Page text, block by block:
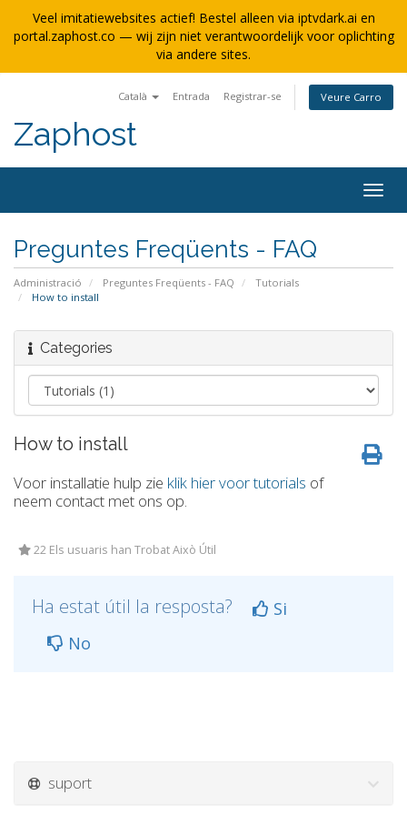
Veel imitatiewebsites actief! Bestel alleen via iptvdark.ai en
portal.zaphost.co — wij zijn niet verantwoordelijk voor oplichting
via andere sites.
Català Entrada Registrar-se Veure Carro
Zaphost
Preguntes Freqüents - FAQ
Administració Preguntes Freqüents - FAQ
Tutorials
How to install
Categories
How to install
Voor installatie hulp zie klik hier voor tutorials of
neem contact met ons op.
22 Els usuaris han Trobat Això Útil
Ha estat útil la resposta?
Si
No
suport